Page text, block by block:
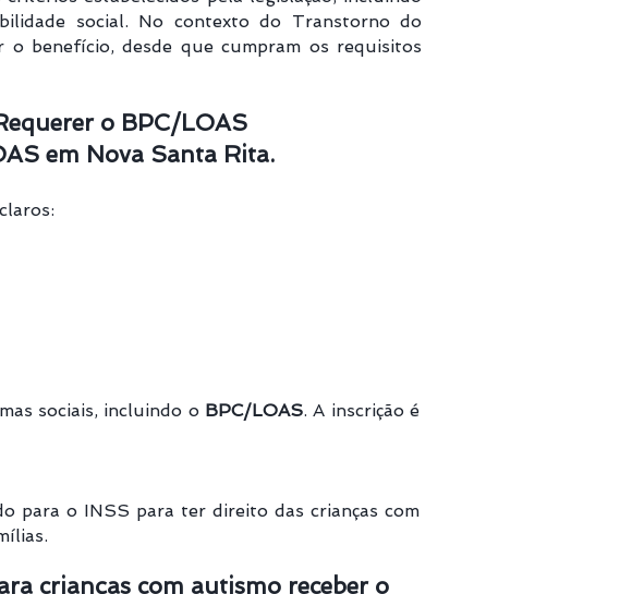
social. No contexto do Transtorno do
benefício, desde que cumpram os requisitos
o BPC/LOAS
em Nova Santa Rita.
sociais, incluindo o BPC/LOAS. A inscrição é
para o INSS para ter direito das crianças com
crianças com autismo receber o